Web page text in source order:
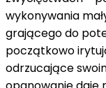
wykonywania
grającego do
początkowo
odrzucające